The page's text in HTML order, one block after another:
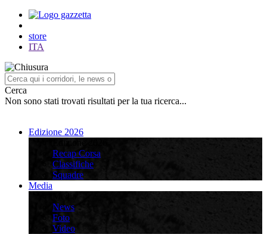
store
ITA
Cerca
Non sono stati trovati risultati per la tua ricerca...
Edizione 2026
Recap Corsa
Classifiche
Squadre
Media
News
Foto
Video